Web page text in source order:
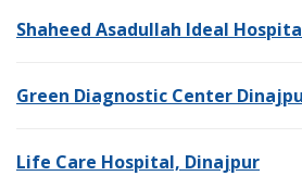
Shaheed Asadullah Ideal
Green Diagnostic Center
Life Care Hospital, Dinajpur